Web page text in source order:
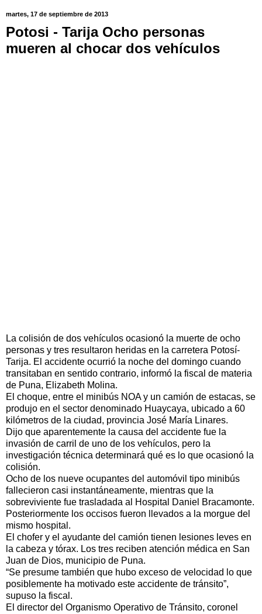
martes, 17 de septiembre de 2013
Potosi - Tarija Ocho personas
mueren al chocar dos vehículos
La colisión de dos vehículos ocasionó la muerte de ocho
personas y tres resultaron heridas en la carretera Potosí-
Tarija. El accidente ocurrió la noche del domingo cuando
transitaban en sentido contrario, informó la fiscal de materia
de Puna, Elizabeth Molina.
El choque, entre el minibús NOA y un camión de estacas, se
produjo en el sector denominado Huaycaya, ubicado a 60
kilómetros de la ciudad, provincia José María Linares.
Dijo que aparentemente la causa del accidente fue la
invasión de carril de uno de los vehículos, pero la
investigación técnica determinará qué es lo que ocasionó la
colisión.
Ocho de los nueve ocupantes del automóvil tipo minibús
fallecieron casi instantáneamente, mientras que la
sobreviviente fue trasladada al Hospital Daniel Bracamonte.
Posteriormente los occisos fueron llevados a la morgue del
mismo hospital.
El chofer y el ayudante del camión tienen lesiones leves en
la cabeza y tórax. Los tres reciben atención médica en San
Juan de Dios, municipio de Puna.
“Se presume también que hubo exceso de velocidad lo que
posiblemente ha motivado este accidente de tránsito”,
supuso la fiscal.
El director del Organismo Operativo de Tránsito, coronel